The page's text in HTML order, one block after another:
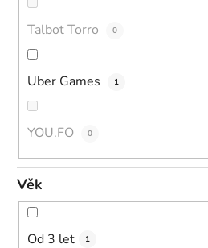
Talbot Torro 0
Uber Games 1
YOU.FO 0
Věk
Od 3 let 1